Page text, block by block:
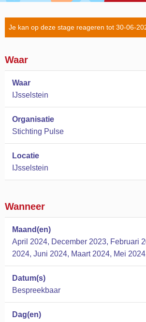
Je kan op deze stage reageren tot 30-06-
Waar
Waar
IJsselstein
Organisatie
Stichting Pulse
Locatie
IJsselstein
Wanneer
Maand(en)
April 2024, December 2023, Februari
2024, Juni 2024, Maart 2024, Mei
Datum(s)
Bespreekbaar
Dag(en)